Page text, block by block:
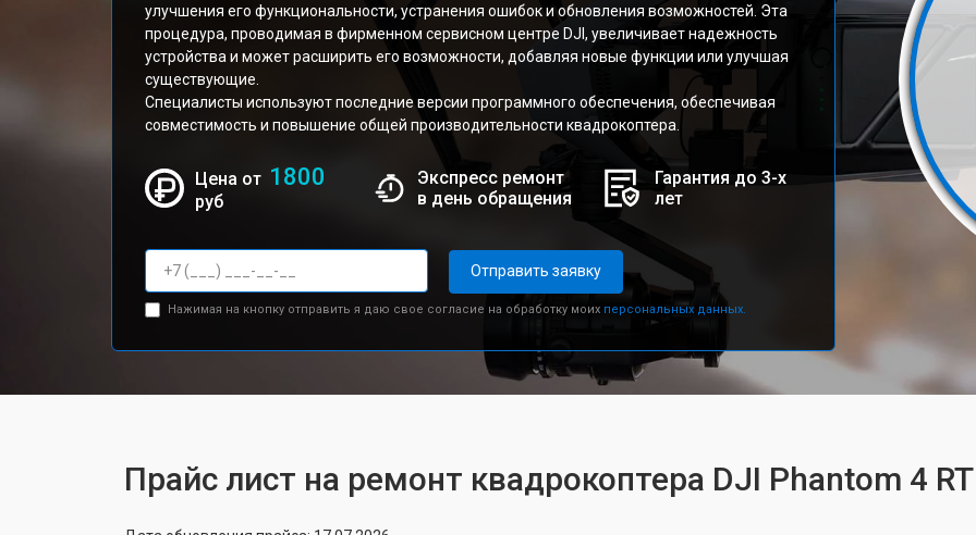
улучшения его функциональности, устранения ошибок и обновления возможностей. Эта
процедура, проводимая в фирменном сервисном центре DJI, увеличивает надежность
устройства и может расширить его возможности, добавляя новые функции или улучшая
существующие.
Специалисты используют последние версии программного обеспечения, обеспечивая
совместимость и повышение общей производительности квадрокоптера.
Цена от 1800
руб
Экспресс ремонт
в день обращения
Гарантия до 3-х
лет
Отправить заявку
Нажимая на кнопку отправить я даю свое согласие на обработку моих персональных данных.
Прайс лист на ремонт квадрокоптера DJI Phantom 4